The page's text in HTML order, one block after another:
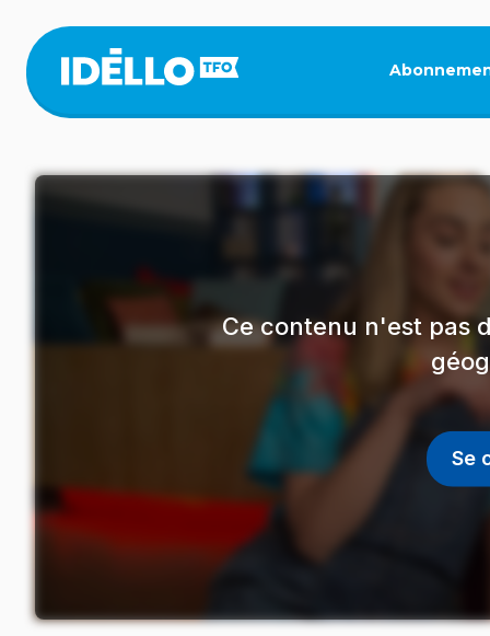
contenu
principal
Ce contenu n'est pas
Se